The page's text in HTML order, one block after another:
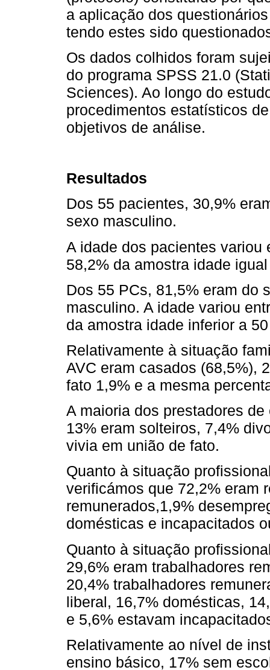
a aplicação dos
tendo estes sido
Os dados colhidos foram
do programa SPSS 21.0
Sciences). Ao longo do
procedimentos estatísticos
objetivos de análise.
Resultados
Dos 55 pacientes, 30,9%
sexo masculino.
A idade dos pacientes variou
58,2% da amostra idade
Dos 55 PCs, 81,5% eram do
masculino. A idade variou
da amostra idade inferior a
Relativamente à situação
AVC eram casados (68,5%),
fato 1,9% e a mesma
A maioria dos prestadores
13% eram solteiros, 7,4%
vivia em união de fato.
Quanto à situação
verificámos que 72,2% eram
remunerados,1,9%
domésticas e incapacitados
Quanto à situação
29,6% eram trabalhadores
20,4% trabalhadores
liberal, 16,7% domésticas,
e 5,6% estavam
Relativamente ao nível de
ensino básico, 17% sem